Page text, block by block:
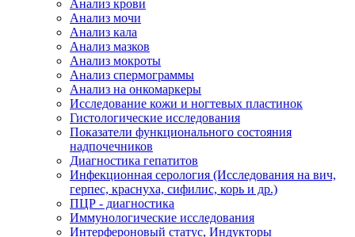
Анализ крови
Анализ мочи
Анализ кала
Анализ мазков
Анализ мокроты
Анализ спермограммы
Анализ на онкомаркеры
Исследование кожи и ногтевых пластинок
Гистологические исследования
Показатели функционального состояния
надпочечников
Диагностика гепатитов
Инфекционная серология (Исследования на вич,
герпес, краснуха, сифилис, корь и др.)
ПЦР - диагностика
Иммунологические исследования
Интерфероновый статус, Индукторы